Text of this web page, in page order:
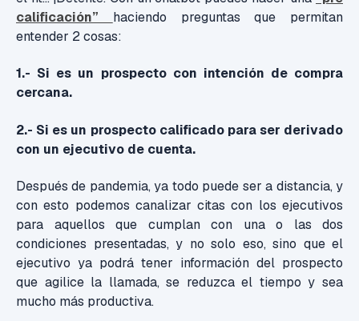
calificación” haciendo preguntas que permitan
entender 2 cosas:
1.- Si es un prospecto con intención de compra
cercana.
2.- Si es un prospecto calificado para ser derivado
con un ejecutivo de cuenta.
Después de pandemia, ya todo puede ser a distancia, y
con esto podemos canalizar citas con los ejecutivos
para aquellos que cumplan con una o las dos
condiciones presentadas, y no solo eso, sino que el
ejecutivo ya podrá tener información del prospecto
que agilice la llamada, se reduzca el tiempo y sea
mucho más productiva.